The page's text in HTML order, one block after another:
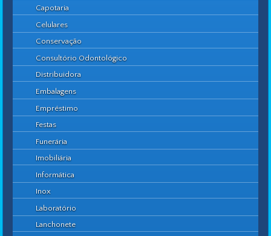
Capotaria
Celulares
Conservação
Consultório Odontológico
Distribuidora
Embalagens
Empréstimo
Festas
Funerária
Imobiliária
Informática
Inox
Laboratório
Lanchonete